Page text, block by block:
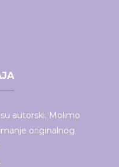
autorski. Molimo
originalnog
.